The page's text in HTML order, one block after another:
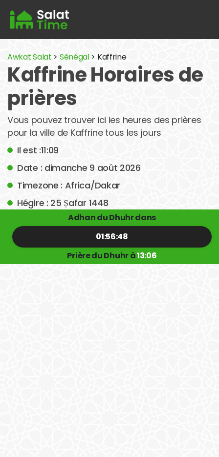
Awkat Salat > Sénégal> Kaffrine
Kaffrine Horaires de
prières
Vous pouvez trouver ici les heures des prières
pour la ville de Kaffrine tous les jours
Il est :11:09
Date : dimanche 9 août 2026
Timezone : Africa/Dakar
Hégire : 25 Ṣafar 1448
Adhan du Dhuhr dans
01:56:47
Prière du Dhuhr à13:06